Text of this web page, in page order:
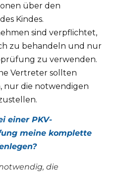
über den
Kindes.
sind verpflichtet,
zu behandeln und nur
zu verwenden.
Vertreter sollten
nur die notwendigen
einer PKV-
meine komplette
die